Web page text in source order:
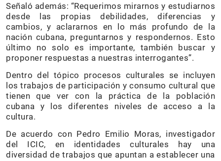
Señaló además: “Requerimos mirarnos y estudiarnos
desde las propias debilidades, diferencias y
cambios, y aclararnos en lo más profundo de la
nación cubana, preguntarnos y respondernos. Esto
último no solo es importante, también buscar y
proponer respuestas a nuestras interrogantes”.
Dentro del tópico procesos culturales se incluyen
los trabajos de participación y consumo cultural que
tienen que ver con la práctica de la población
cubana y los diferentes niveles de acceso a la
cultura.
De acuerdo con Pedro Emilio Moras, investigador
del ICIC, en identidades culturales hay una
diversidad de trabajos que apuntan a establecer una